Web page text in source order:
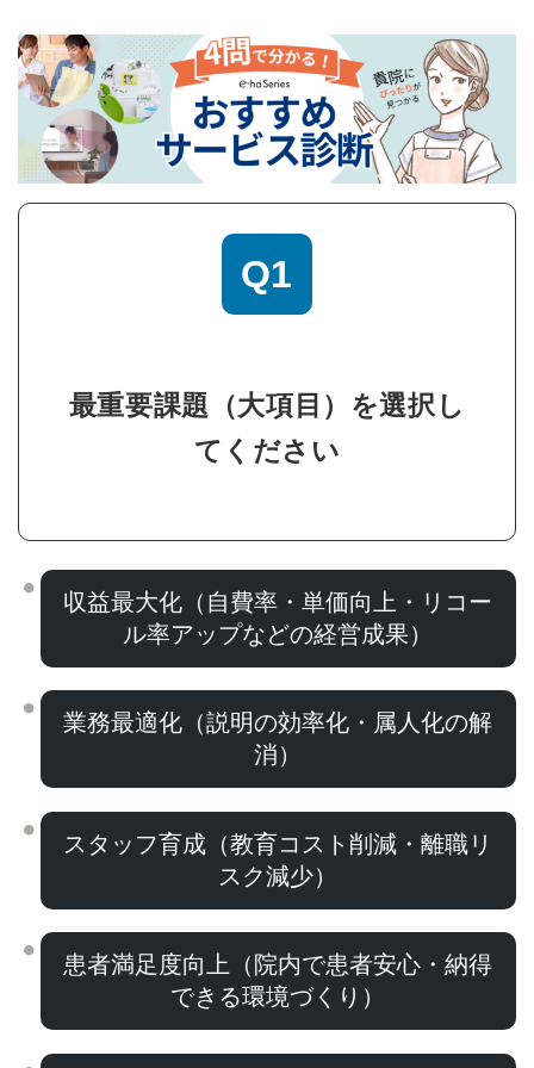
Q1
最重要課題（大項目）を選択し
てください
収益最大化（自費率・単価向上・リコー
ル率アップなどの経営成果）
業務最適化（説明の効率化・属人化の解
消）
スタッフ育成（教育コスト削減・離職リ
スク減少）
患者満足度向上（院内で患者安心・納得
できる環境づくり）